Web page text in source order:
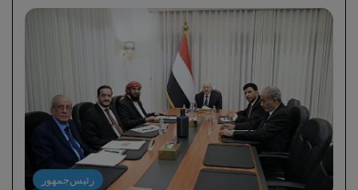
رئیس‌جمهور